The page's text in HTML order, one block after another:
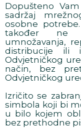
Dopušteno
sadržaj
osobne
također ne
umnožavanja,
distribucije ili
Odvjetničkog
način, bez
Odvjetničkog
Izričito se
simbola koji bi
u bilo kojem
bez prethodne